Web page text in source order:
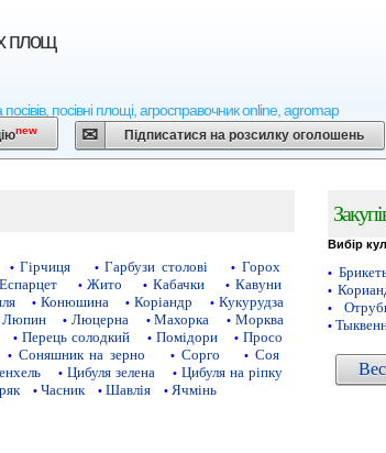
площ
посівні площі, агросправочник online, agromap
new Підписатися на розсилку оголошень
• Гірчиця • Гарбузи столові • Горох
Еспарцет • Жито • Кабачки • Кавуни
• Конюшина • Коріандр • Кукурудза
Люпин • Люцерна • Махорка • Морква
• Перець солодкий • Помідори • Просо
• Соняшник на зерно • Сорго • Соя
• Цибуля зелена • Цибуля на ріпку
• Часник • Шавлія • Ячмінь
Вибір
•
•
•
•